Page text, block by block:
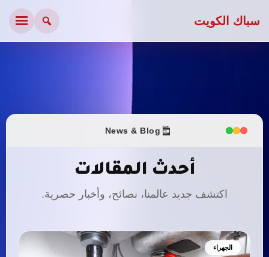
سباك الكويت
News & Blog
أحدث المقالات
اكتشف جديد عالمنا، نصائح، وأخبار حصرية.
الجهراء